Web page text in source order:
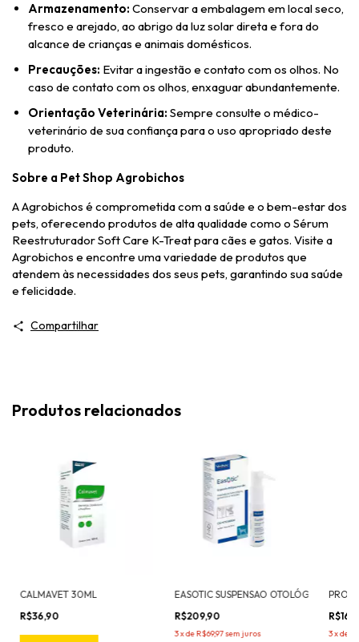
Armazenamento: Conservar a embalagem em local seco,
fresco e arejado, ao abrigo da luz solar direta e fora do
alcance de crianças e animais domésticos.
Precauções: Evitar a ingestão e contato com os olhos. No
caso de contato com os olhos, enxaguar abundantemente.
Orientação Veterinária: Sempre consulte o médico-
veterinário de sua confiança para o uso apropriado deste
produto.
Sobre a Pet Shop Agrobichos
A Agrobichos é comprometida com a saúde e o bem-estar dos
pets, oferecendo produtos de alta qualidade como o Sérum
Reestruturador Soft Care K-Treat para cães e gatos. Visite a
Agrobichos e encontre uma variedade de produtos que
atendem às necessidades dos seus pets, garantindo sua saúde
e felicidade.
Compartilhar
Produtos relacionados
CALMAVET 30ML
R$36,90
EASOTIC SUSPENSAO OTOLÓGICA PARA CÃES 10ML
R$209,90
3xdeR$69,97sem juros 3xde